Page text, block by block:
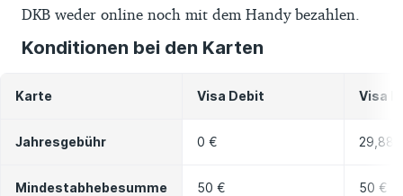
DKB weder online noch mit dem Handy bezahlen.
Konditionen bei den Karten
Karte Visa Debit Visa
Jahresgebühr 0 € 29,88
Mindestabhebesumme 50 € 50 €